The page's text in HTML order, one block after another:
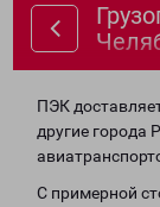
ПЭК
другие города
С примерной